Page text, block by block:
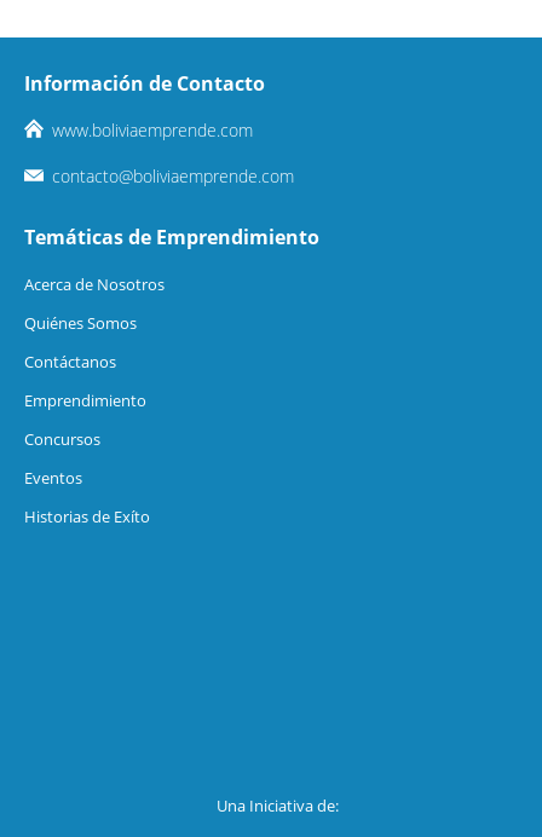
Información de Contacto
www.boliviaemprende.com
contacto@boliviaemprende.com
Temáticas de Emprendimiento
Acerca de Nosotros
Quiénes Somos
Contáctanos
Emprendimiento
Concursos
Eventos
Historias de Exíto
Una Iniciativa de: